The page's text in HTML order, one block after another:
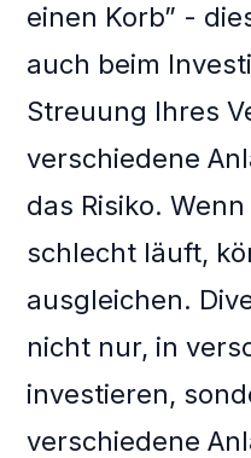
einen Korb” -
auch beim
Streuung Ihres
verschiedene
das Risiko.
schlecht läuft,
ausgleichen.
nicht nur, in
investieren,
verschiedene